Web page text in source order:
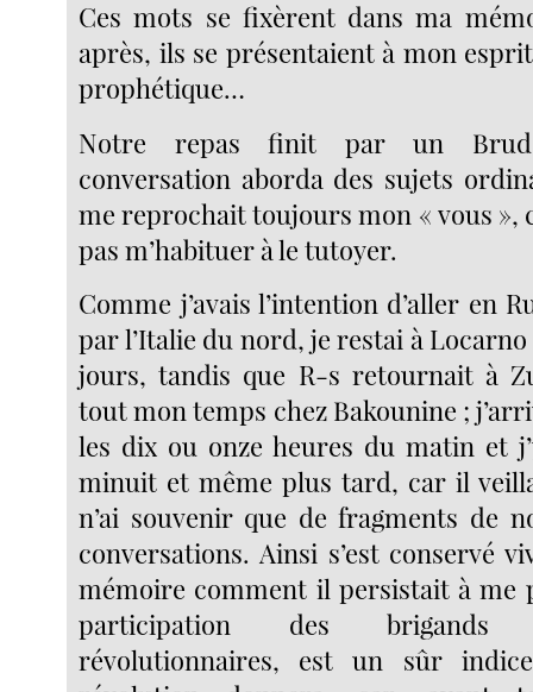
Ces mots se fixèrent dans ma
après, ils se présentaient à mon
prophétique…
Notre repas finit par un
conversation aborda des sujets
me reprochait toujours mon « vous »,
pas m’habituer à le tutoyer.
Comme j’avais l’intention d’aller en
par l’Italie du nord, je restai à
jours, tandis que R-s retournait à
tout mon temps chez Bakounine ;
les dix ou onze heures du matin et
minuit et même plus tard, car il
n’ai souvenir que de fragments de
conversations. Ainsi s’est conservé
mémoire comment il persistait à me
participation des brigands
révolutionnaires, est un sûr